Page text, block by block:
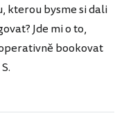
kterou bysme si dali
Jde mi o to,
bookovat